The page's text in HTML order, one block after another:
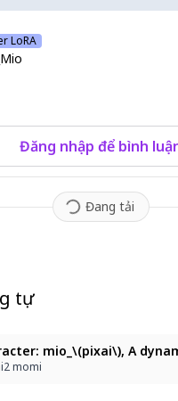
Đăng nhập để bình
Đang tải
LoRA
tự
mio_(pixai), A great
mio_(pixai), A great
mio_\(pixai\), A
momi